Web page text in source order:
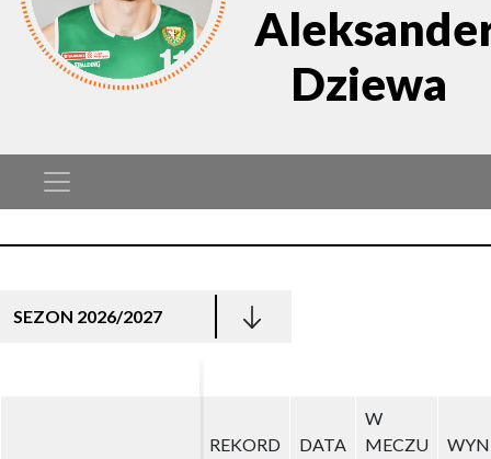
Dziewa
SEZON 2026/2027
REKORD DATA
W
MECZU
REKORD DATA
W
MECZU